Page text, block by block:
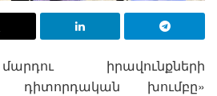
իրավունքների
դիտորդական խումբը»